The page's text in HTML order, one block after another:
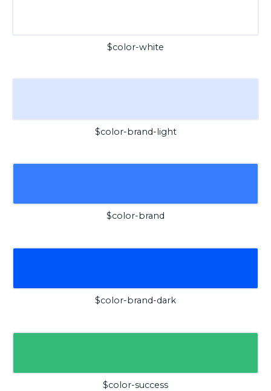
$color-white
$color-brand-light
$color-brand
$color-brand-dark
$color-success